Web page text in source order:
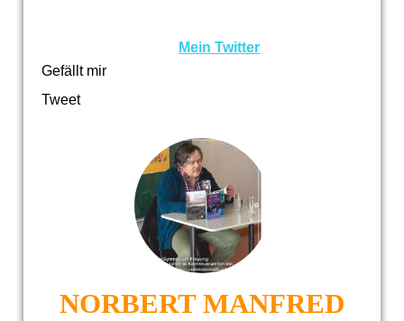
Gefällt mir
Mein Twitter
Tweet
NORBERT MANFRED